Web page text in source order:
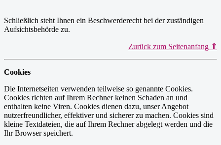
Schließlich steht Ihnen ein Beschwerderecht bei der zuständigen
Aufsichtsbehörde zu.
Zurück zum Seitenanfang ⇑
Cookies
Die Internetseiten verwenden teilweise so genannte Cookies.
Cookies richten auf Ihrem Rechner keinen Schaden an und
enthalten keine Viren. Cookies dienen dazu, unser Angebot
nutzerfreundlicher, effektiver und sicherer zu machen. Cookies sind
kleine Textdateien, die auf Ihrem Rechner abgelegt werden und die
Ihr Browser speichert.